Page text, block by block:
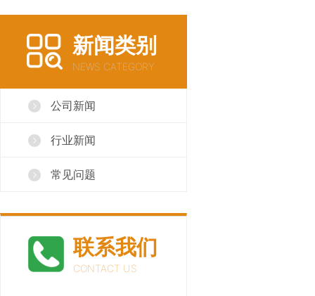
新闻类别
NEWS CATEGORY
公司新闻
行业新闻
常见问题
联系我们
CONTACT US